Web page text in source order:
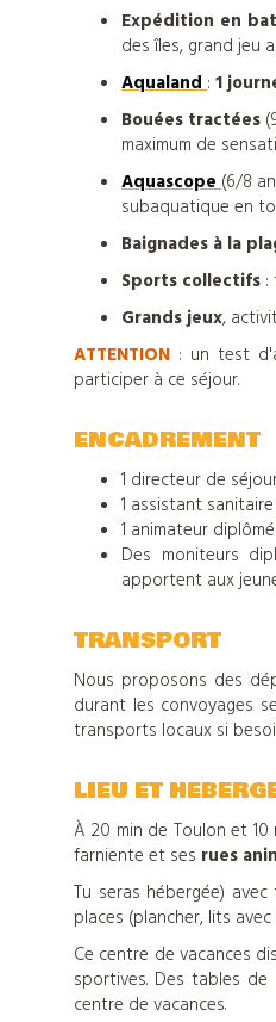
colonies
vacances
centres
Informations
pratiques
Tout
Expédition en
des îles, grand jeu
Aqualand: 1
Bouées tractées
maximum de
Aquascope(6/8
subaquatique en
Baignades à la
Sports collectifs :
Grands jeux,
ATTENTION : un test
participer à ce séjour.
ENCADREMENT
1 directeur de
1 assistant
1 animateur
Des moniteurs
apportent aux
TRANSPORT
Nous proposons des
durant les convoyages
transports locaux si
LIEU ET
À 20 min de Toulon et
farniente et ses rues
Tu seras hébergée)
places (plancher, lits
Ce centre de vacances
sportives. Des tables
centre de vacances.